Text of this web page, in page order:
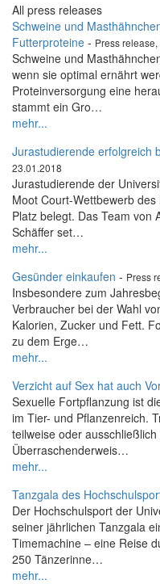
All press releases
Schweine und
Futterproteine - Press
Schweine und
wenn sie optimal ernährt
Proteinversorgung eine
stammt ein Gro…
mehr...
Jurastudierende erfolgreich
23.01.2018
Jurastudierende der
Moot Court-Wettbewerb
Platz belegt. Das Team von
Schäffer set…
mehr...
Gesünder einkaufen - Press
Insbesondere zum
Verbraucher bei der Wahl
Kalorien, Zucker und Fett.
zu dem Erge…
mehr...
Verzicht auf Sex hat auch
Sexuelle Fortpflanzung ist
im Tier- und Pflanzenreich.
teilweise oder
Überraschenderweis…
mehr...
Tanzgala des
Der Hochschulsport der
seiner jährlichen Tanzgala
Timemachine – eine Reise
250 Tänzerinne…
mehr...